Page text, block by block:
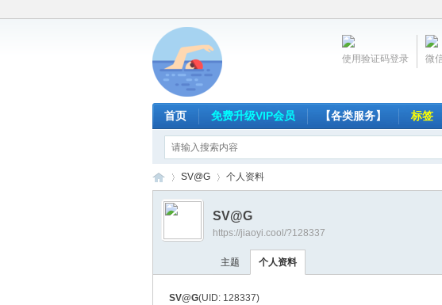
微
使用验证码登录
首页 免费升级VIP会员 【各类服务】 标签
›
SV@G 个人资料
SV@G
https://jiaoyi.cool/?128337
主题 个人资料
SV@G(UID: 128337)